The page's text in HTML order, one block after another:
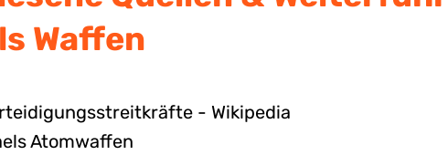
Waffen
- Wikipedia
Atomwaffen